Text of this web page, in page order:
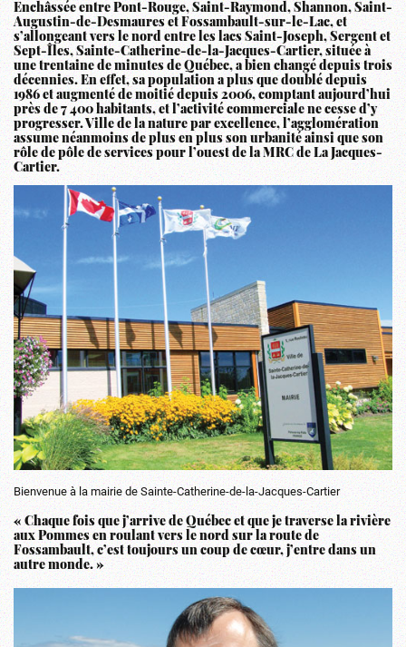
Enchâssée entre Pont-Rouge, Saint-Raymond, Shannon, Saint-
Augustin-de-Desmaures et Fossambault-sur-le-Lac, et
s’allongeant vers le nord entre les lacs Saint-Joseph, Sergent et
Sept-Îles, Sainte-Catherine-de-la-Jacques-Cartier, située à
une trentaine de minutes de Québec, a bien changé depuis trois
décennies. En effet, sa population a plus que doublé depuis
1986 et augmenté de moitié depuis 2006, comptant aujourd’hui
près de 7 400 habitants, et l’activité commerciale ne cesse d’y
progresser. Ville de la nature par excellence, l’agglomération
assume néanmoins de plus en plus son urbanité ainsi que son
rôle de pôle de services pour l’ouest de la MRC de La Jacques-
Cartier.
Bienvenue à la mairie de Sainte-Catherine-de-la-Jacques-Cartier
« Chaque fois que j’arrive de Québec et que je traverse la rivière
aux Pommes en roulant vers le nord sur la route de
Fossambault, c’est toujours un coup de cœur, j’entre dans un
autre monde. »